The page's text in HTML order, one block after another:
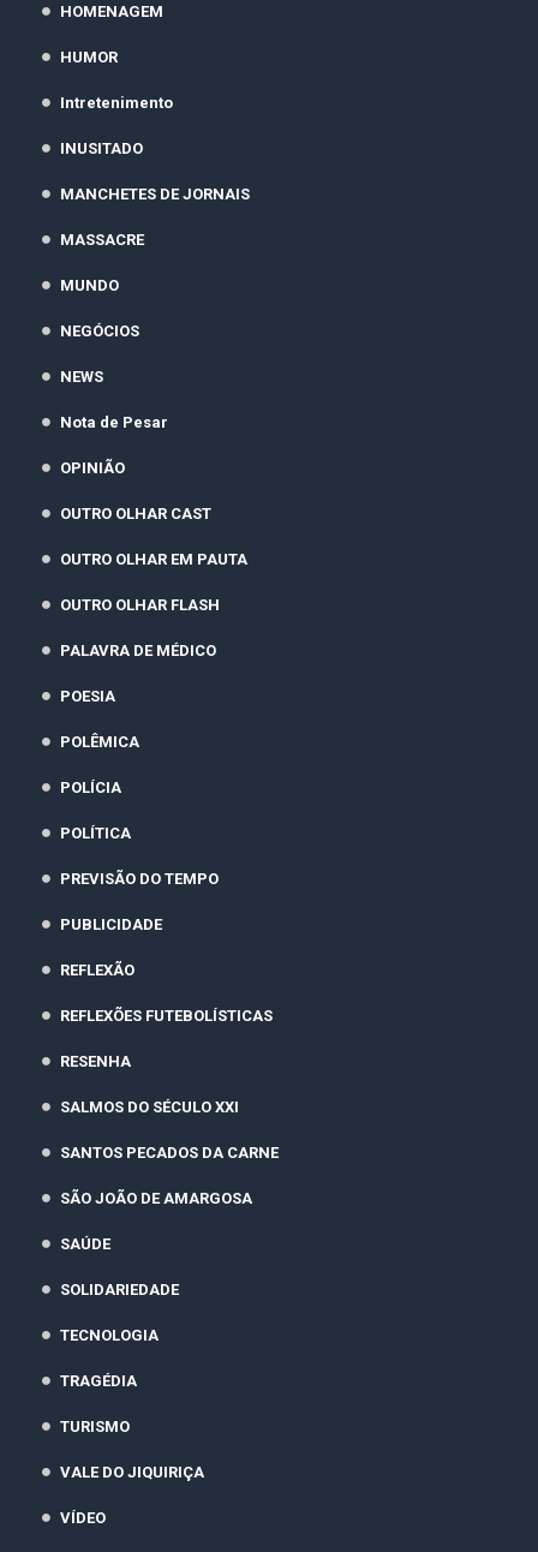
HOMENAGEM
HUMOR
Intretenimento
INUSITADO
MANCHETES DE JORNAIS
MASSACRE
MUNDO
NEGÓCIOS
NEWS
Nota de Pesar
OPINIÃO
OUTRO OLHAR CAST
OUTRO OLHAR EM PAUTA
OUTRO OLHAR FLASH
PALAVRA DE MÉDICO
POESIA
POLÊMICA
POLÍCIA
POLÍTICA
PREVISÃO DO TEMPO
PUBLICIDADE
REFLEXÃO
REFLEXÕES FUTEBOLÍSTICAS
RESENHA
SALMOS DO SÉCULO XXI
SANTOS PECADOS DA CARNE
SÃO JOÃO DE AMARGOSA
SAÚDE
SOLIDARIEDADE
TECNOLOGIA
TRAGÉDIA
TURISMO
VALE DO JIQUIRIÇA
VÍDEO